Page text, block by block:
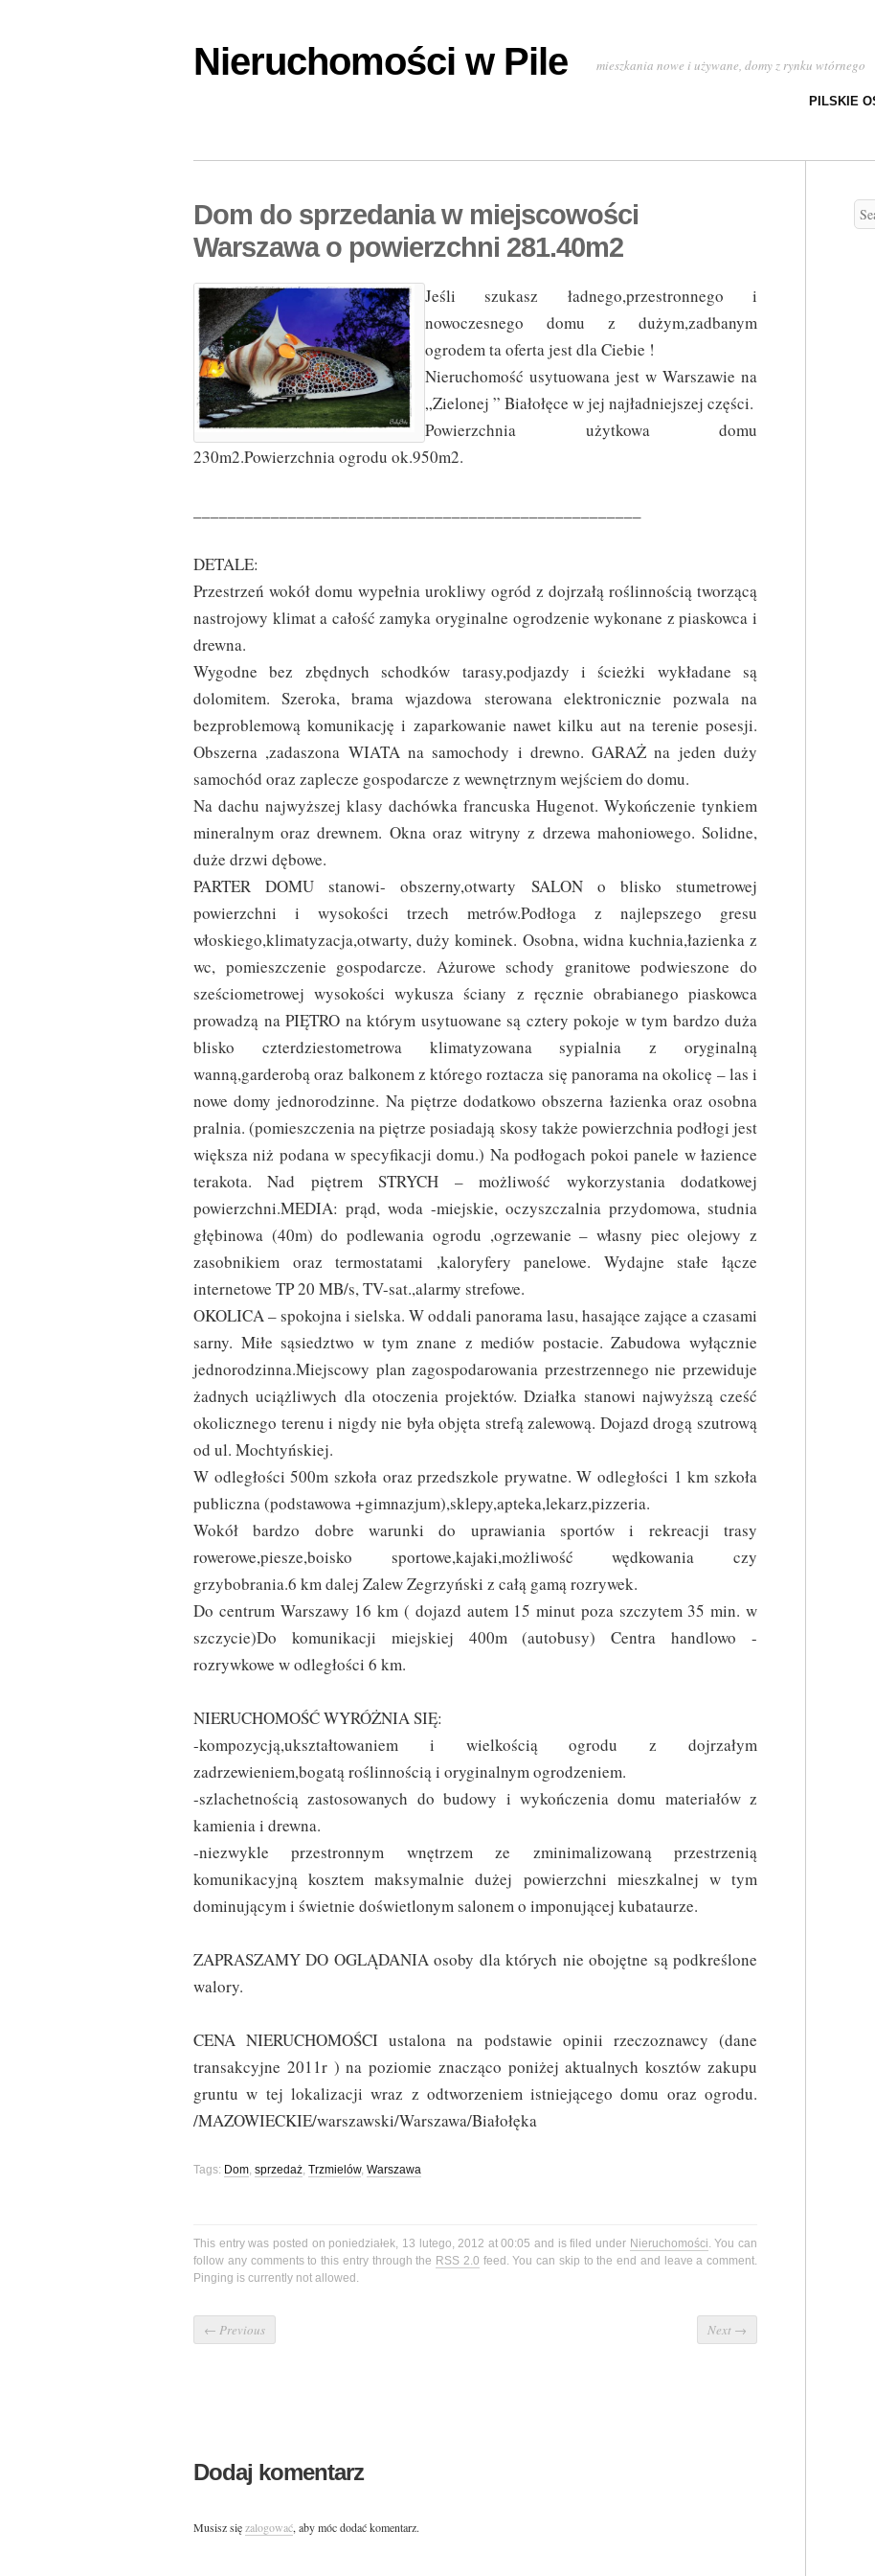
Nieruchomości w Pile mieszkania nowe i używane, domy z rynku wtórnego
PILSKIE
Dom do sprzedania w miejscowości
Warszawa o powierzchni 281.40m2
Jeśli szukasz ładnego,przestronnego i
nowoczesnego domu z dużym,zadbanym
ogrodem ta oferta jest dla Ciebie !
Nieruchomość usytuowana jest w Warszawie na
„Zielonej ” Białołęce w jej najładniejszej części.
Powierzchnia użytkowa domu
230m2.Powierzchnia ogrodu ok.950m2.
DETALE:
Przestrzeń wokół domu wypełnia urokliwy ogród z dojrzałą roślinnością tworzącą
nastrojowy klimat a całość zamyka oryginalne ogrodzenie wykonane z piaskowca i
drewna.
Wygodne bez zbędnych schodków tarasy,podjazdy i ścieżki wykładane są
dolomitem. Szeroka, brama wjazdowa sterowana elektronicznie pozwala na
bezproblemową komunikację i zaparkowanie nawet kilku aut na terenie posesji.
Obszerna ,zadaszona WIATA na samochody i drewno. GARAŻ na jeden duży
samochód oraz zaplecze gospodarcze z wewnętrznym wejściem do domu.
Na dachu najwyższej klasy dachówka francuska Hugenot. Wykończenie tynkiem
mineralnym oraz drewnem. Okna oraz witryny z drzewa mahoniowego. Solidne,
duże drzwi dębowe.
PARTER DOMU stanowi- obszerny,otwarty SALON o blisko stumetrowej
powierzchni i wysokości trzech metrów.Podłoga z najlepszego gresu
włoskiego,klimatyzacja,otwarty, duży kominek. Osobna, widna kuchnia,łazienka z
wc, pomieszczenie gospodarcze. Ażurowe schody granitowe podwieszone do
sześciometrowej wysokości wykusza ściany z ręcznie obrabianego piaskowca
prowadzą na PIĘTRO na którym usytuowane są cztery pokoje w tym bardzo duża
blisko czterdziestometrowa klimatyzowana sypialnia z oryginalną
wanną,garderobą oraz balkonem z którego roztacza się panorama na okolicę – las i
nowe domy jednorodzinne. Na piętrze dodatkowo obszerna łazienka oraz osobna
pralnia. (pomieszczenia na piętrze posiadają skosy także powierzchnia podłogi jest
większa niż podana w specyfikacji domu.) Na podłogach pokoi panele w łazience
terakota. Nad piętrem STRYCH – możliwość wykorzystania dodatkowej
powierzchni.MEDIA: prąd, woda -miejskie, oczyszczalnia przydomowa, studnia
głębinowa (40m) do podlewania ogrodu ,ogrzewanie – własny piec olejowy z
zasobnikiem oraz termostatami ,kaloryfery panelowe. Wydajne stałe łącze
internetowe TP 20 MB/s, TV-sat.,alarmy strefowe.
OKOLICA – spokojna i sielska. W oddali panorama lasu, hasające zające a czasami
sarny. Miłe sąsiedztwo w tym znane z mediów postacie. Zabudowa wyłącznie
jednorodzinna.Miejscowy plan zagospodarowania przestrzennego nie przewiduje
żadnych uciążliwych dla otoczenia projektów. Działka stanowi najwyższą cześć
okolicznego terenu i nigdy nie była objęta strefą zalewową. Dojazd drogą szutrową
od ul. Mochtyńskiej.
W odległości 500m szkoła oraz przedszkole prywatne. W odległości 1 km szkoła
publiczna (podstawowa +gimnazjum),sklepy,apteka,lekarz,pizzeria.
Wokół bardzo dobre warunki do uprawiania sportów i rekreacji trasy
rowerowe,piesze,boisko sportowe,kajaki,możliwość wędkowania czy
grzybobrania.6 km dalej Zalew Zegrzyński z całą gamą rozrywek.
Do centrum Warszawy 16 km ( dojazd autem 15 minut poza szczytem 35 min. w
szczycie)Do komunikacji miejskiej 400m (autobusy) Centra handlowo -
rozrywkowe w odległości 6 km.
NIERUCHOMOŚĆ WYRÓŻNIA SIĘ:
-kompozycją,ukształtowaniem i wielkością ogrodu z dojrzałym
zadrzewieniem,bogatą roślinnością i oryginalnym ogrodzeniem.
-szlachetnością zastosowanych do budowy i wykończenia domu materiałów z
kamienia i drewna.
-niezwykle przestronnym wnętrzem ze zminimalizowaną przestrzenią
komunikacyjną kosztem maksymalnie dużej powierzchni mieszkalnej w tym
dominującym i świetnie doświetlonym salonem o imponującej kubataurze.
ZAPRASZAMY DO OGLĄDANIA osoby dla których nie obojętne są podkreślone
walory.
CENA NIERUCHOMOŚCI ustalona na podstawie opinii rzeczoznawcy (dane
transakcyjne 2011r ) na poziomie znacząco poniżej aktualnych kosztów zakupu
gruntu w tej lokalizacji wraz z odtworzeniem istniejącego domu oraz ogrodu.
/MAZOWIECKIE/warszawski/Warszawa/Białołęka
Tags: Dom, sprzedaż, Trzmielów, Warszawa
This entry was posted on poniedziałek, 13 lutego, 2012 at 00:05 and is filed under Nieruchomości. You can
follow any comments to this entry through the RSS 2.0 feed. You can skip to the end and leave a comment.
Pinging is currently not allowed.
← Previous Next →
Dodaj komentarz
Musisz sięzalogować, aby móc dodać komentarz.